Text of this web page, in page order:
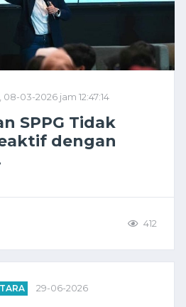
08-03-2026 jam 12:47:14
SPPG Tidak
dengan
412
29-06-2026